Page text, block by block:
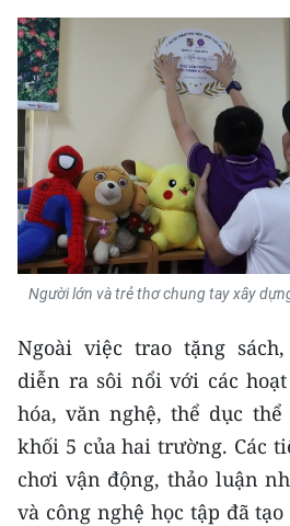
Người lớn và trẻ thơ chung tay xây
Ngoài việc trao tặng
diễn ra sôi nổi với các
hóa, văn nghệ, thể dục
khối 5 của hai trường. Các
chơi vận động, thảo luận
và công nghệ học tập đã